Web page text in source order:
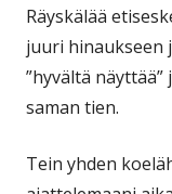
Räyskälää
juuri hinaukseen
”hyvältä
saman tien.
Tein yhden